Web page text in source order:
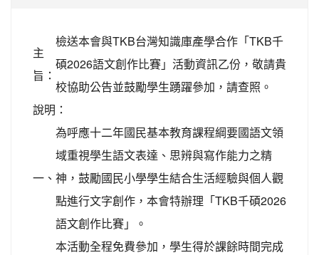
主
旨：
檢送本會與TKB台灣知識庫產學合作「TKB千
碩2026語文創作比賽」活動資訊乙份，敬請貴
校協助公告並鼓勵學生踴躍參加，請查照。
說明：
一、
為呼應十二年國民基本教育課程綱要國語文領
域重視學生語文表達、思辨與寫作能力之精
神，鼓勵國民小學學生結合生活經驗與個人觀
點進行文字創作，本會特辦理「TKB千碩2026
語文創作比賽」。
本活動全程免費參加，學生得於課餘時間完成